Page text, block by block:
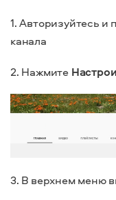
1. Авторизуйтесь и
канала
2. Нажмите
3. В верхнем меню